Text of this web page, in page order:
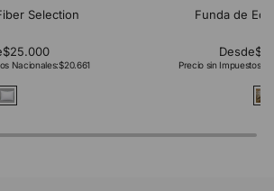
Selection
$25.000
Nacionales:$20.661
Funda de
Desde
Precio sin Impuestos